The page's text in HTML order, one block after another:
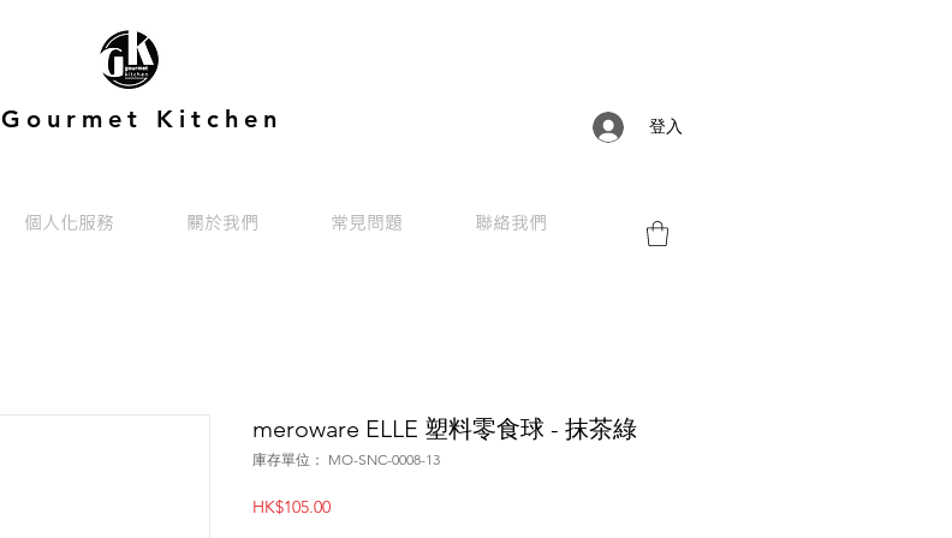
Gourmet Kitchen 登入
個人化服務 關於我們 常見問題 聯絡我們
meroware ELLE 塑料零食球 - 抹茶綠
庫存單位： MO-SNC-0008-13
HK$105.00價